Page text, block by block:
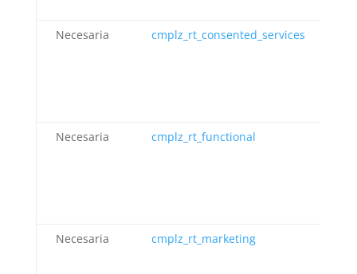
Necesaria cmplz_rt_consented_services
Necesaria cmplz_rt_functional
Necesaria cmplz_rt_marketing